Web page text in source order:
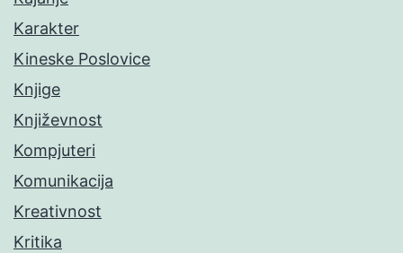
Karakter
Kineske Poslovice
Knjige
Književnost
Kompjuteri
Komunikacija
Kreativnost
Kritika